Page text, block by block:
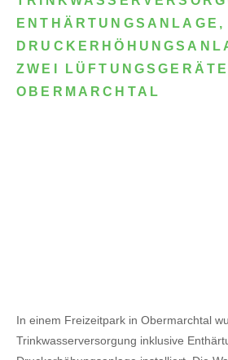
ENTHÄRTUNGSANLAGE,
ZWEI
OBERMARCHTAL
In einem Freizeitpark in Obermarchtal
Trinkwasserversorgung inklusive